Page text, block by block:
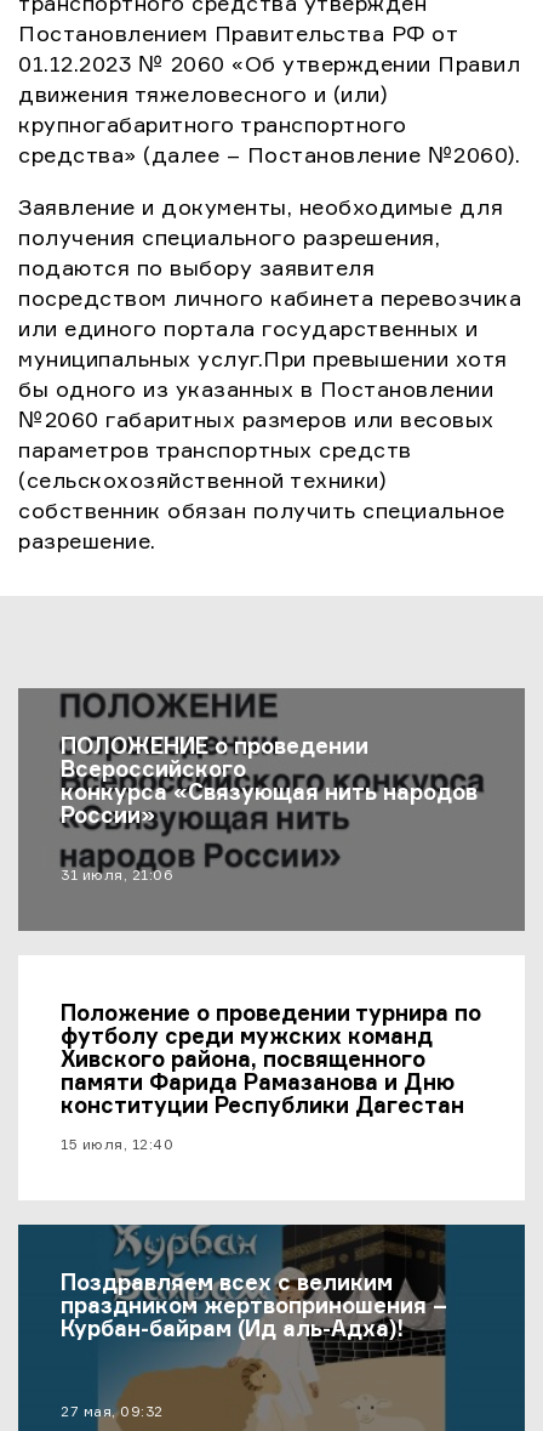
Постановлением Правительства РФ от
01.12.2023 № 2060 «Об утверждении Правил
движения тяжеловесного и (или)
крупногабаритного транспортного
средства» (далее – Постановление №2060).
Заявление и документы, необходимые для
получения специального разрешения,
подаются по выбору заявителя
посредством личного кабинета перевозчика
или единого портала государственных и
муниципальных услуг.При превышении хотя
бы одного из указанных в Постановлении
№2060 габаритных размеров или весовых
параметров транспортных средств
(сельскохозяйственной техники)
собственник обязан получить специальное
разрешение.
Последние Новости
ПОЛОЖЕНИЕ о проведении
Всероссийского
конкурса «Связующая нить народов
России»
материал опубликован
31 июля, 21:06
Положение о проведении турнира по
футболу среди мужских команд
Хивского района, посвященного
памяти Фарида Рамазанова и Дню
конституции Республики Дагестан
материал опубликован
15 июля, 12:40
Поздравляем всех с великим
праздником жертвоприношения –
Курбан-байрам (Ид аль-Адха)!
материал опубликован
27 мая, 09:32